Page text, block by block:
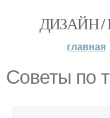
ДИЗАЙН /
главная
Советы по